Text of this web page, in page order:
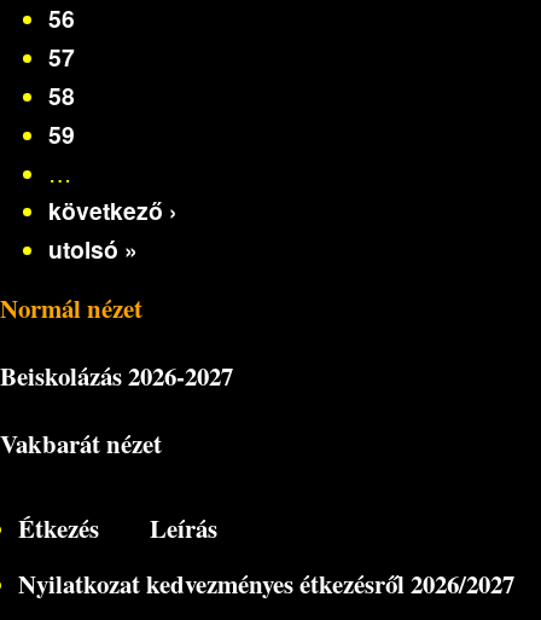
56
57
58
59
…
következő ›
utolsó »
Normál nézet
Beiskolázás2026-2027
Vakbarát nézet
Étkezés
Leírás
Nyilatkozat kedvezményes étkezésről 2026/2027